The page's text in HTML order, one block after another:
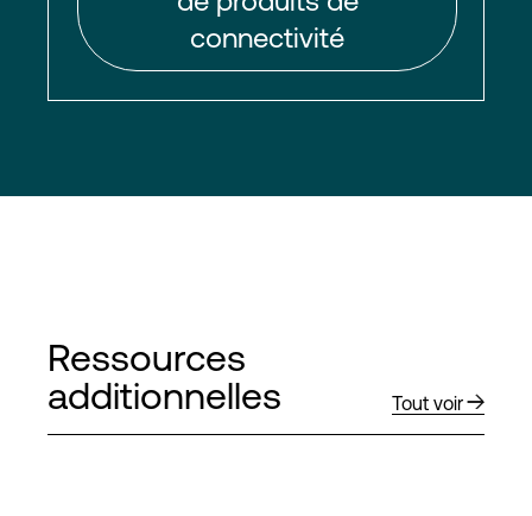
connectivité
Ressources
additionnelles
Tout voir